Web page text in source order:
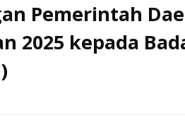
Pemerintah
2025 kepada